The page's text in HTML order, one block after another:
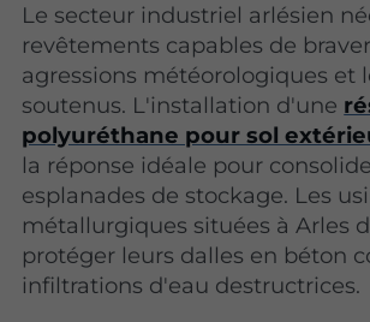
Le secteur industriel arlésien
revêtements capables de
agressions météorologiques et
soutenus. L'installation d'une
polyuréthane pour sol
la réponse idéale pour
esplanades de stockage. Les
métallurgiques situées à Arles
protéger leurs dalles en béton
infiltrations d'eau destructrices.